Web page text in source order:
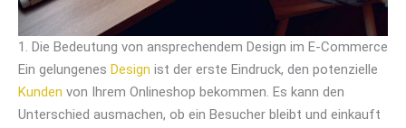
1. Die Bedeutung von ansprechendem Design im E-Commerce
Ein gelungenes Design ist der erste Eindruck, den potenzielle
Kunden von Ihrem Onlineshop bekommen. Es kann den
Unterschied ausmachen, ob ein Besucher bleibt und einkauft